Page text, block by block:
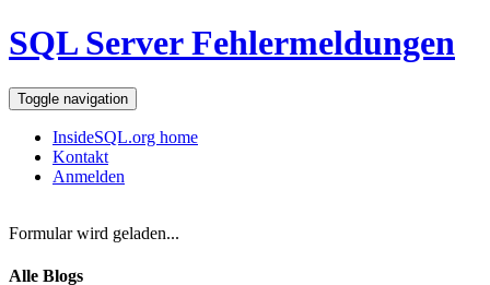
SQL Server Fehlermeldungen
Toggle navigation
InsideSQL.org home
Kontakt
Anmelden
Formular wird geladen...
Alle Blogs